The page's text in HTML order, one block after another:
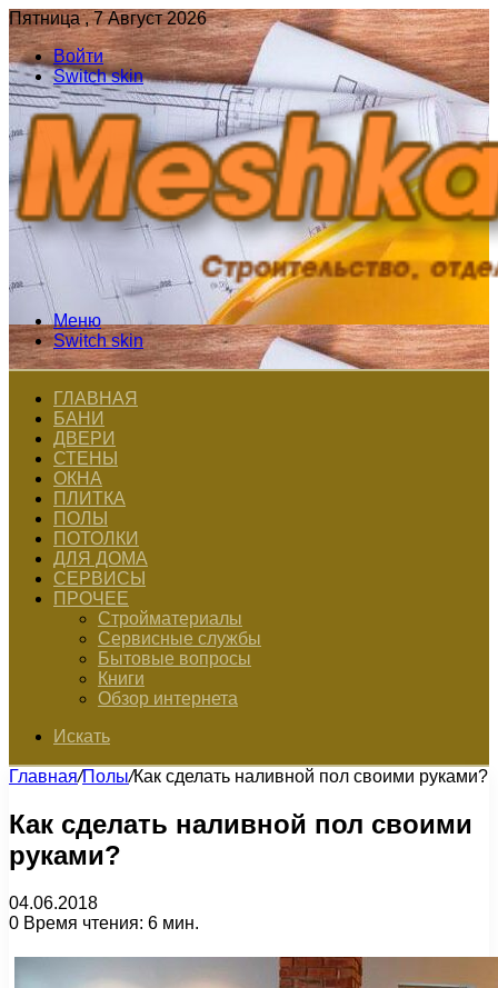
Пятница , 7 Август 2026
Войти
Switch skin
Меню
Switch skin
ГЛАВНАЯ
БАНИ
ДВЕРИ
СТЕНЫ
ОКНА
ПЛИТКА
ПОЛЫ
ПОТОЛКИ
ДЛЯ ДОМА
СЕРВИСЫ
ПРОЧЕЕ
Стройматериалы
Сервисные службы
Бытовые вопросы
Книги
Обзор интернета
Искать
Главная/Полы/Как сделать наливной пол своими руками?
Как сделать наливной пол своими
руками?
04.06.2018
0 Время чтения: 6 мин.